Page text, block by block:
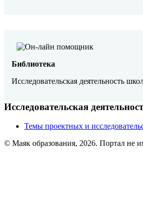
Библиотека
Исследовательская деятельность
Исследовательская
Темы проектных и
© Маяк образования, 2026. Портал не